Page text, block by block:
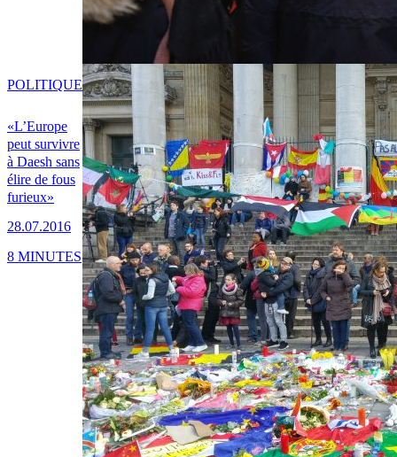
«L’Europe
peut survivre
à Daesh sans
élire de fous
furieux»
28.07.2016
POLITIQUE
8 MINUTES